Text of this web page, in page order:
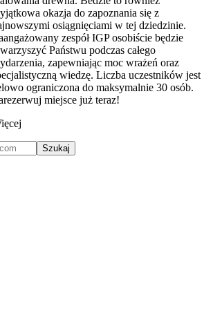
okazja do zapoznania się z
osiągnięciami w tej dziedzinie.
zespół IGP osobiście będzie
Państwu podczas całego
zapewniając moc wrażeń oraz
wiedzę. Liczba uczestników jest
ograniczona do maksymalnie 30 osób.
miejsce już teraz!
Szukaj